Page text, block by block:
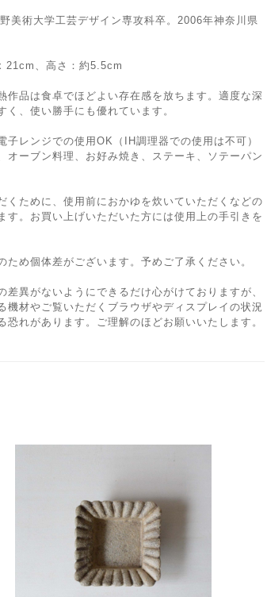
美術大学工芸デザイン専攻科卒。2006年神奈川県
21cm、高さ：約5.5cm
作品は食卓でほどよい存在感を放ちます。適度な深
く、使い勝手にも優れています。
子レンジでの使用OK（IH調理器での使用は不可）
オーブン料理、お好み焼き、ステーキ、ソテーパン
くために、使用前におかゆを炊いていただくなどの
す。お買い上げいただいた方には使用上の手引きを
ため個体差がございます。予めご了承ください。
差異がないようにできるだけ心がけておりますが、
機材やご覧いただくブラウザやディスプレイの状況
恐れがあります。ご理解のほどお願いいたします。